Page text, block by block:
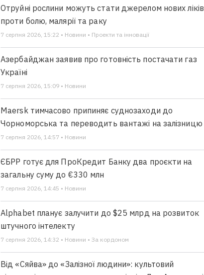
Отруйні рослини можуть стати джерелом нових ліків
проти болю, малярії та раку
7 серпня 2026, 15:22 • Новини • Проекти та інновації
Азербайджан заявив про готовність постачати газ
Україні
7 серпня 2026, 15:09 • Новини
Maersk тимчасово припиняє суднозаходи до
Чорноморська та переводить вантажі на залізницю
7 серпня 2026, 14:57 • Новини
ЄБРР готує для ПроКредит Банку два проєкти на
загальну суму до €330 млн
7 серпня 2026, 14:45 • Новини
Alphabet планує залучити до $25 млрд на розвиток
штучного інтелекту
7 серпня 2026, 14:32 • Новини • За кордоном
Від «Сяйва» до «Залізної людини»: культовий